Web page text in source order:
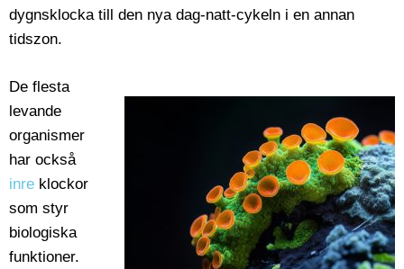
dygnsklocka till den nya dag-natt-cykeln i en annan
tidszon.
De flesta
levande
organismer
har också
inre klockor
som styr
biologiska
funktioner.